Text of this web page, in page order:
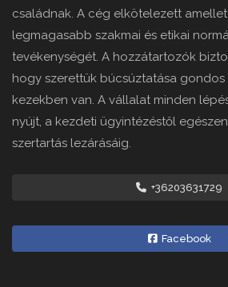
családnak. A cég elkötelezett
legmagasabb szakmai és etikai
tevékenységét. A hozzátartozók
hogy szerettük búcsúztatása gondos
kezekben van. A vállalat minden
nyújt, a kezdeti ügyintézéstől
szertartás lezárásáig.
+36203631729
Facebook